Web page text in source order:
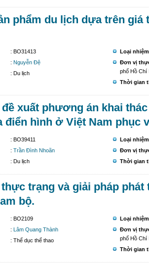
phẩm du lịch dựa trên giá
: BO31413
: Nguyễn Đệ
: Du lịch
Loại
Đơn vị
phố Hồ Chí
Thời gian
xuất phương án khai
điển hình ở Việt Nam phục
: BO39411
:Trần Đình Nhoãn
: Du lịch
Loại
Đơn vị
Thời gian
trạng và giải pháp
bộ.
: BO2109
:
Lâm Quang Thành
: Thể dục thể thao
Loại
Đơn vị
phố Hồ Chí
Thời gian